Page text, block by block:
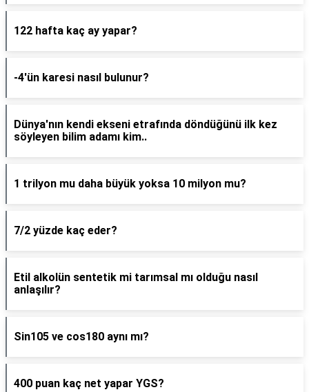
122 hafta kaç ay yapar?
-4'ün karesi nasıl bulunur?
Dünya'nın kendi ekseni etrafında döndüğünü ilk kez
söyleyen bilim adamı kim..
1 trilyon mu daha büyük yoksa 10 milyon mu?
7/2 yüzde kaç eder?
Etil alkolün sentetik mi tarımsal mı olduğu nasıl
anlaşılır?
Sin105 ve cos180 aynı mı?
400 puan kaç net yapar YGS?